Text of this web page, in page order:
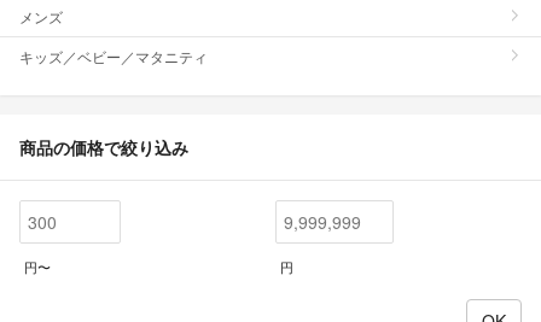
メンズ
キッズ／ベビー／マタニティ
商品の価格で絞り込み
円〜 円